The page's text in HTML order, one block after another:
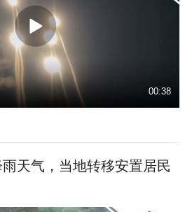
00:38
天气，当地转移安置居民